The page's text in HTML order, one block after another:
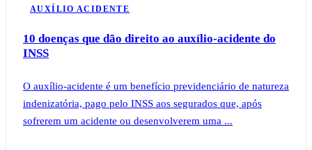
AUXÍLIO ACIDENTE
10 doenças que dão direito ao auxílio-acidente do
INSS
O auxílio-acidente é um benefício previdenciário de natureza
indenizatória, pago pelo INSS aos segurados que, após
sofrerem um acidente ou desenvolverem uma ...